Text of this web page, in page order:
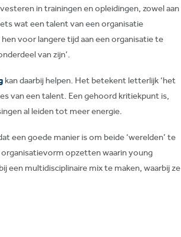
in trainingen en opleidingen, zowel aan
wat een talent van een organisatie
voor langere tijd aan een organisatie te
van zijn’.
kan daarbij helpen. Het betekent letterlijk ‘het
van een talent. Een gehoord kritiekpunt is,
al leiden tot meer energie.
een goede manier is om beide ‘werelden’ te
opzetten waarin young
een multidisciplinaire mix te maken, waarbij ze